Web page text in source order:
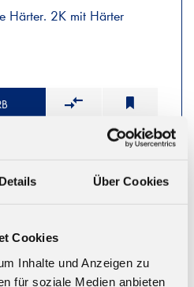
Details Über Cookies
Cookies
Inhalte und Anzeigen zu
für soziale Medien anbieten
Härter. 2K mit Härter